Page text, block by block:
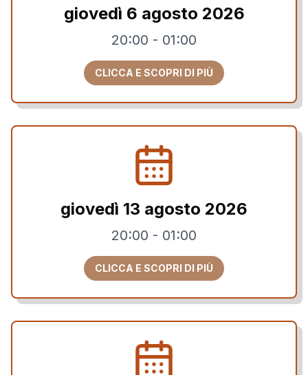
giovedì 6 agosto 2026
20:00 - 01:00
CLICCA E SCOPRI DI PIÙ
giovedì 13 agosto 2026
20:00 - 01:00
CLICCA E SCOPRI DI PIÙ